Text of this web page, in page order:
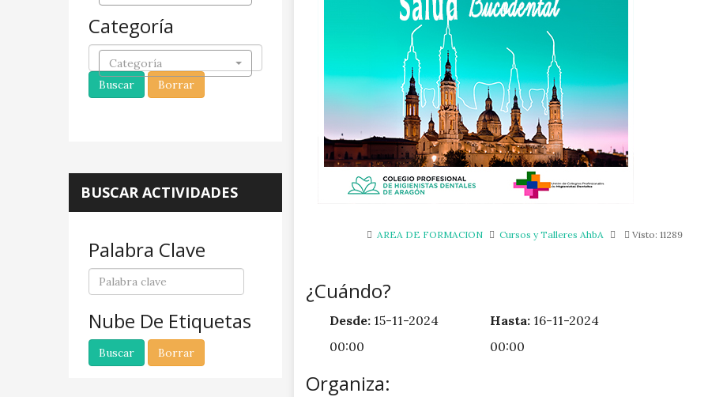
AREA DE FORMACION Cursos y Talleres AhbA Visto: 11289
¿Cuándo?
Desde: 15-11-2024
00:00
Hasta:16-11-2024
00:00
Organiza:
Categoría
Categoría
BUSCAR ACTIVIDADES
Palabra Clave
Nube De Etiquetas